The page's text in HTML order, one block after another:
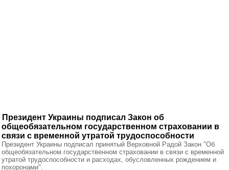
Президент Украины подписал Закон об
общеобязательном государственном страховании в
связи с временной утратой трудоспособности
Президент Украины подписал принятый Верховной Радой Закон "Об
общеобязательном государственном страховании в связи с временной
утратой трудоспособности и расходах, обусловленных рождением и
похоронами".